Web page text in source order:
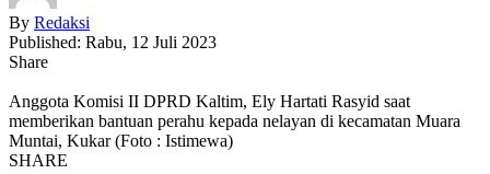
By Redaksi
Published: Rabu, 12 Juli 2023
Share
Anggota Komisi II DPRD Kaltim, Ely Hartati Rasyid saat
memberikan bantuan perahu kepada nelayan di kecamatan Muara
Muntai, Kukar (Foto : Istimewa)
SHARE